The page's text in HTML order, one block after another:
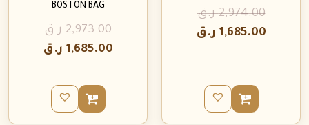
2,974.00 ر.ق
1,685.00 ر.ق
BOSTON BAG
2,973.00 ر.ق
1,685.00 ر.ق